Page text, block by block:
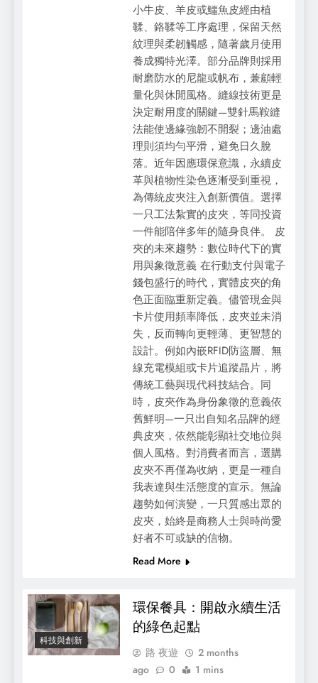
小牛皮、羊皮或鱷魚皮經由植
鞣、鉻鞣等工序處理，保留天然
紋理與柔韌觸感，隨著歲月使用
養成獨特光澤。部分品牌則採用
耐磨防水的尼龍或帆布，兼顧輕
量化與休閒風格。縫線技術更是
決定耐用度的關鍵—雙針馬鞍縫
法能使邊緣強韌不開裂；邊油處
理則須均勻平滑，避免日久脫
落。近年因應環保意識，永續皮
革與植物性染色逐漸受到重視，
為傳統皮夾注入創新價值。選擇
一只工法紮實的皮夾，等同投資
一件能陪伴多年的隨身良伴。 皮
夾的未來趨勢：數位時代下的實
用與象徵意義 在行動支付與電子
錢包盛行的時代，實體皮夾的角
色正面臨重新定義。儘管現金與
卡片使用頻率降低，皮夾並未消
失，反而轉向更輕薄、更智慧的
設計。例如內嵌RFID防盜層、無
線充電模組或卡片追蹤晶片，將
傳統工藝與現代科技結合。同
時，皮夾作為身份象徵的意義依
舊鮮明—一只出自知名品牌的經
典皮夾，依然能彰顯社交地位與
個人風格。對消費者而言，選購
皮夾不再僅為收納，更是一種自
我表達與生活態度的宣示。無論
趨勢如何演變，一只質感出眾的
皮夾，始終是商務人士與時尚愛
好者不可或缺的信物。
Read More
科技與創新
環保餐具：開啟永續生活
的綠色起點
路 夜遊
2 months
ago
0 1 mins